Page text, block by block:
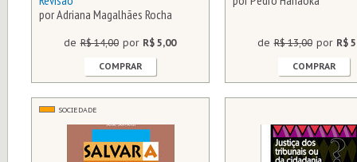
por Adriana Magalhães Rocha
de R$ 14,00 por R$ 5,00
COMPRAR
de R$ 13,00 por R$
COMPRAR
SOCIEDADE